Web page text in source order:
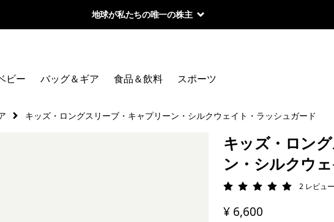
地球が私たちの唯一の株主
ビー バッグ＆ギア 食品＆飲料 スポーツ
キッズ・ロングスリーブ・キャプリーン・シルクウェイト・ラッシュガード
キッズ・ロン
ン・シルクウ
評価: 5 / 5 2 レビュー
¥ 6,600